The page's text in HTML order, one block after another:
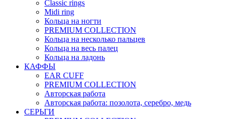
Classic rings
Midi ring
Кольца на ногти
PREMIUM COLLECTION
Кольца на несколько пальцев
Кольца на весь палец
Кольца на ладонь
КАФФЫ
EAR CUFF
PREMIUM COLLECTION
Авторская работа
Авторская работа: позолота, серебро, медь
СЕРЬГИ